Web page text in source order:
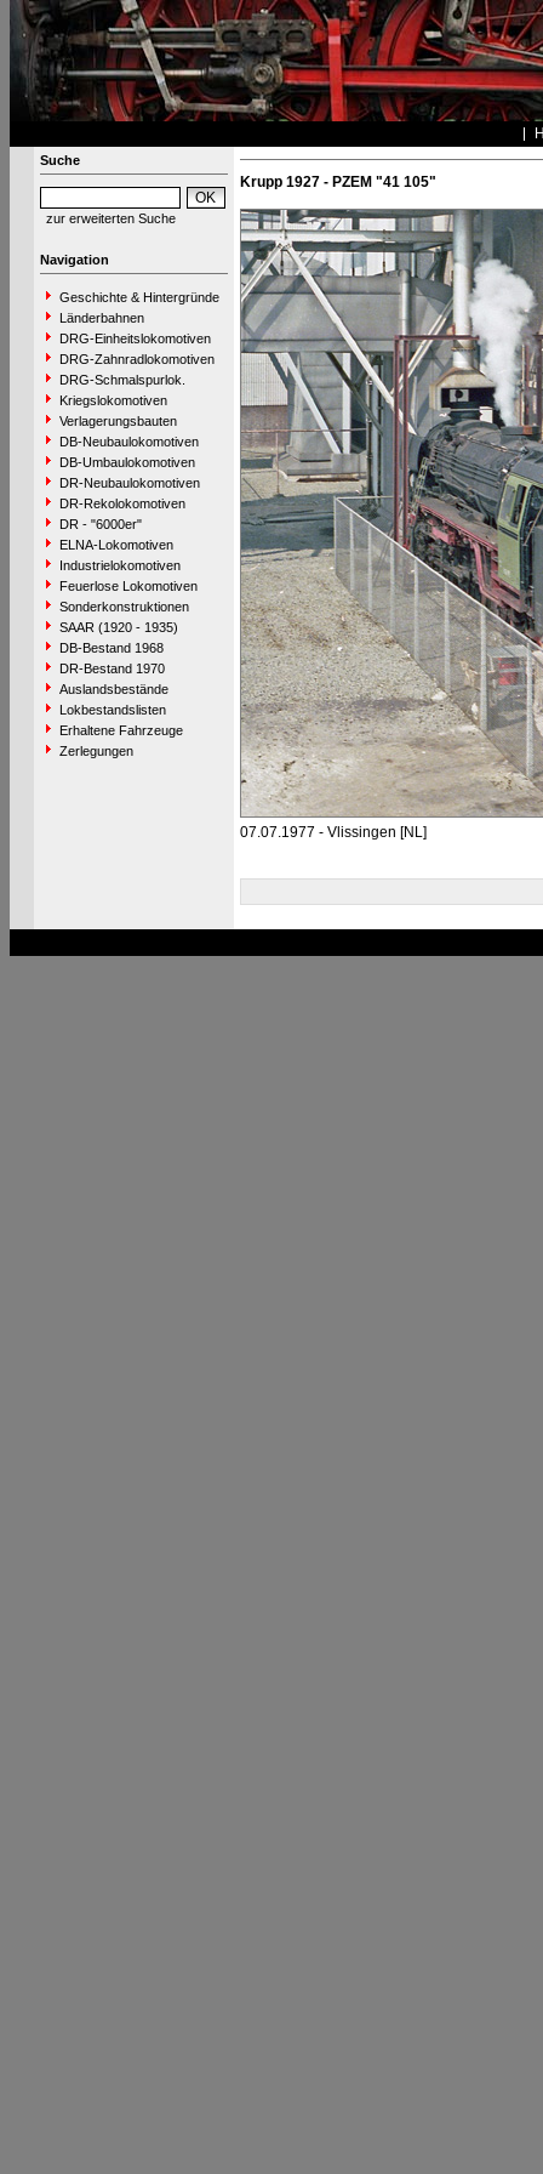
Suche
zur erweiterten Suche
Navigation
Geschichte & Hintergründe
Länderbahnen
DRG-Einheitslokomotiven
DRG-Zahnradlokomotiven
DRG-Schmalspurlok.
Kriegslokomotiven
Verlagerungsbauten
DB-Neubaulokomotiven
DB-Umbaulokomotiven
DR-Neubaulokomotiven
DR-Rekolokomotiven
DR - "6000er"
ELNA-Lokomotiven
Industrielokomotiven
Feuerlose Lokomotiven
Sonderkonstruktionen
SAAR (1920 - 1935)
DB-Bestand 1968
DR-Bestand 1970
Auslandsbestände
Lokbestandslisten
Erhaltene Fahrzeuge
Zerlegungen
Krupp 1927 - PZEM "41 105"
07.07.1977 - Vlissingen [NL]